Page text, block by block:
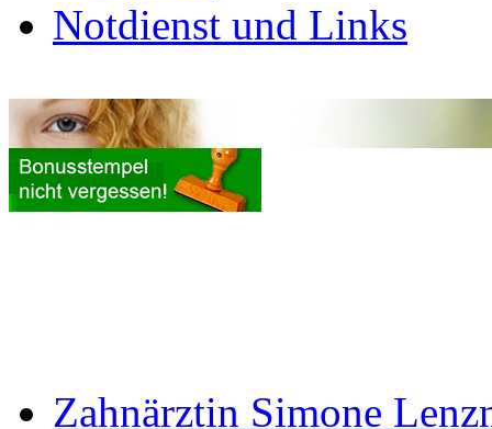
Notdienst und Links
Zahnärztin Simone